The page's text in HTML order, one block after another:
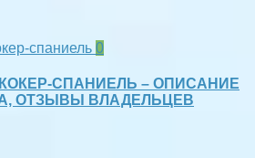
0
СПАНИЕЛЬ – ОПИСАНИЕ
ОТЗЫВЫ ВЛАДЕЛЬЦЕВ